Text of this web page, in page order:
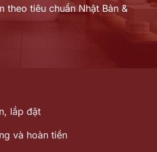
theo tiêu chuẩn Nhật Bản &
lắp đặt
và hoàn tiền